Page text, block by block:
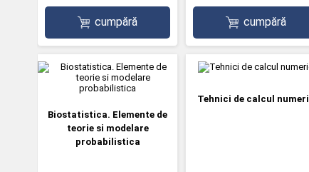
cumpără cumpără
Biostatistica. Elemente de
teorie si modelare
probabilistica
Tehnici de calcul